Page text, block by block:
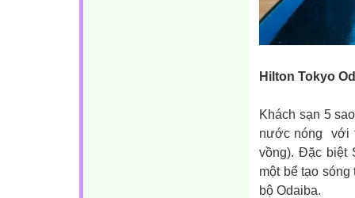
Hilton Tokyo
Khách sạn 5
nước nóng với
vồng). Đặc biệt
một bể tạo
bộ Odaiba.